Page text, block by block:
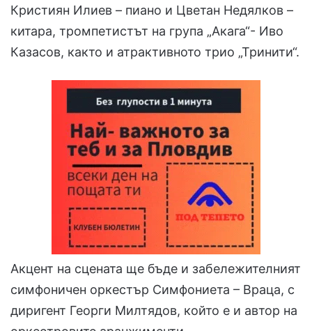
Кристиян Илиев – пиано и Цветан Недялков –
китара, тромпетистът на група „Акага“- Иво
Казасов, както и атрактивното трио „Тринити“.
Акцент на сцената ще бъде и забележителният
симфоничен оркестър Симфониета – Враца, с
диригент Георги Милтядов, който е и автор на